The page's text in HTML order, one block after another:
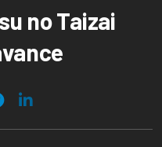
no Taizai